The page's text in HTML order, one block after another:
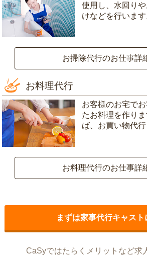
使用し、水回り
けなどを行います
お掃除代行のお仕事詳
お料理代行
お客様のお宅で
たお料理を作り
ば、お買い物代行
お料理代行のお仕事詳
まずは家事代行キャスト
CaSyではたらくメリットなど求